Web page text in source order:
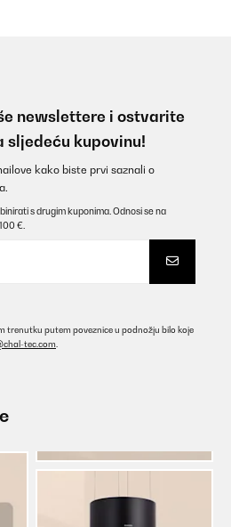
newslettere i ostvarite
sljedeću kupovinu!
kako biste prvi saznali o
s drugim kuponima. Odnosi se na
€.
trenutku putem poveznice u podnožju bilo koje
tec.com